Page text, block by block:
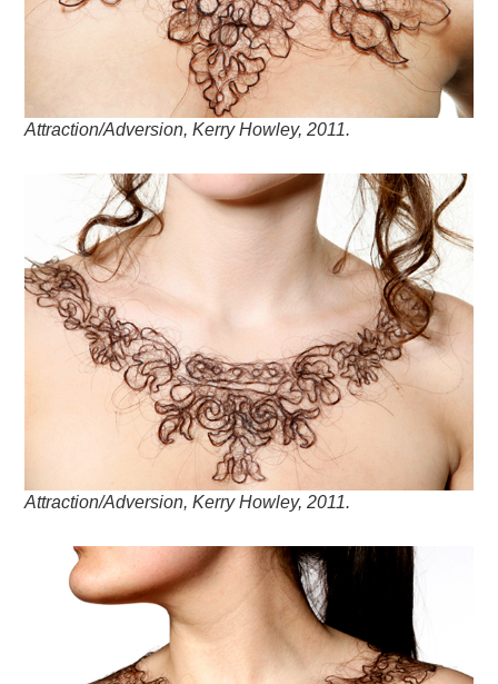
Attraction/Adversion, Kerry Howley, 2011.
Attraction/Adversion, Kerry Howley, 2011.